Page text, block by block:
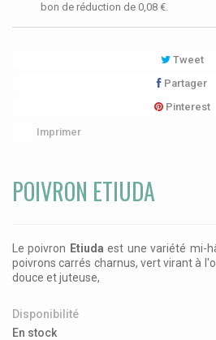
bon de réduction de 0,08 €
Tweet
Partager
Pinterest
Imprimer
POIVRON ETIUDA
Le poivron Etiudaest une variété mi-
poivrons carrés charnus, vert virant à
douce et juteuse,
Disponibilité
En stock